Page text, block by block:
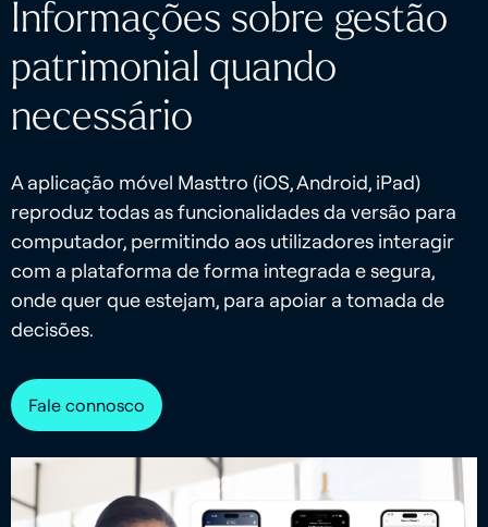
Informações sobre gestão
patrimonial quando
necessário
A aplicação móvel Masttro (iOS, Android, iPad)
reproduz todas as funcionalidades da versão para
computador, permitindo aos utilizadores interagir
com a plataforma de forma integrada e segura,
onde quer que estejam, para apoiar a tomada de
decisões.
Fale connosco